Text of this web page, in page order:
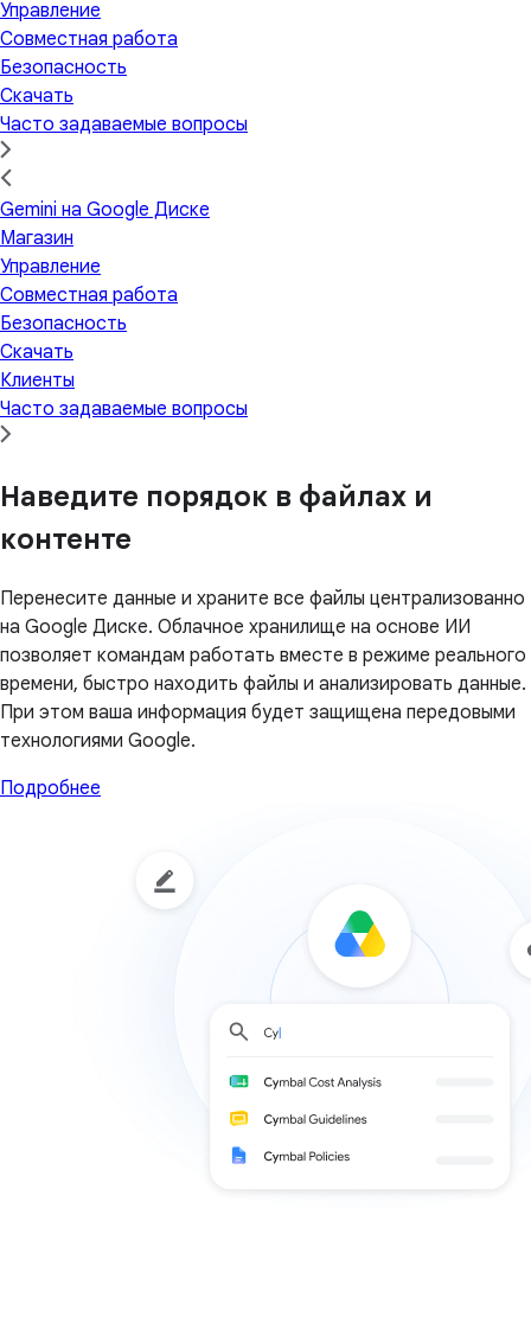
Управление
Совместная работа
Безопасность
Скачать
Часто задаваемые вопросы
Gemini на Google Диске
Магазин
Управление
Совместная работа
Безопасность
Скачать
Клиенты
Часто задаваемые вопросы
Наведите порядок в файлах и
контенте
Перенесите данные и храните все файлы централизованно
на Google Диске. Облачное хранилище на основе ИИ
позволяет командам работать вместе в режиме реального
времени, быстро находить файлы и анализировать данные.
При этом ваша информация будет защищена передовыми
технологиями Google.
Подробнее